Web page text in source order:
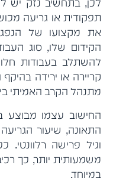
לכן, בתחשיב נזק יש
תפקודית או גריעה
את מקצועו של
הקידום שלו, סוג
להשתלב בעבודות
קריירה או ירידה
מתנהל הקרב האמיתי
החישוב עצמו
התאונה, שיעור
וגיל פרישה רלוונטי.
משמעותית יותר, כך
במיוחד.